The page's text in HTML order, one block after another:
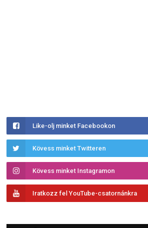
Like-olj minket Facebookon
Kövess minket Twitteren
Kövess minket Instagramon
Iratkozz fel YouTube-csatornánkra